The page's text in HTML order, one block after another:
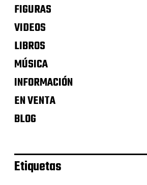
FIGURAS
VIDEOS
LIBROS
MÚSICA
INFORMACIÓN
EN VENTA
BLOG
Etiquetas